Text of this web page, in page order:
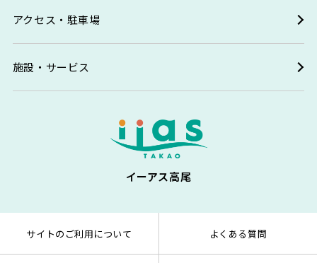
アクセス・駐車場
施設・サービス
イーアス高尾
サイトのご利用について よくある質問